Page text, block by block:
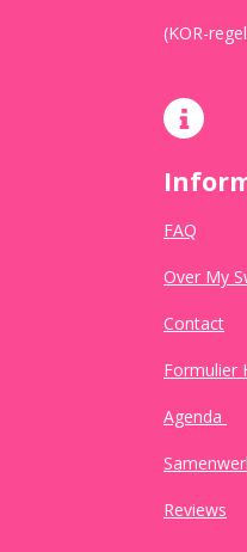
(KOR-
FAQ
Over My
Contact
Formulier
Agenda
Reviews